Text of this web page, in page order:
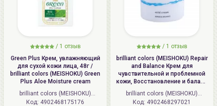
/ 1 отзыв
Green Plus Крем, увлажняющий
для сухой кожи лица, 48г /
brilliant colors (MEISHOKU) Green
Plus Aloe Moisture cream
brilliant colors (MEISHOKU)
(Япония)
Код: 4902468175176
/ 1 отзыв
brilliant colors (MEISHOKU) Repair
and Balance Крем для
чувствительной и проблемной
кожи, Восстановление и баланс
| 45г | Repair and Balance Mild
Cream
brilliant colors (MEISHOKU)
(Япония)
Код: 4902468297021